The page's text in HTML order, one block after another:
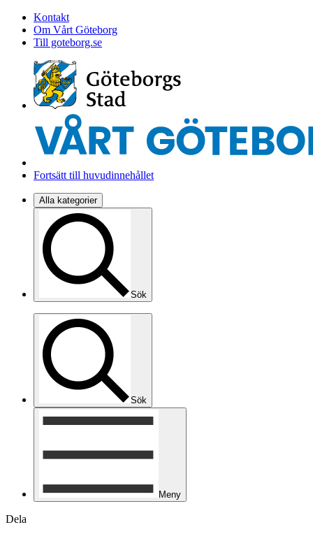
Kontakt
Om Vårt Göteborg
Till goteborg.se
Fortsätt till huvudinnehållet
Alla kategorier
Sök
Sök
Meny
Dela